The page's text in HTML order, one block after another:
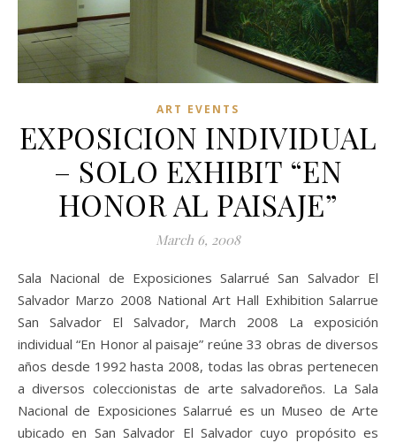
ART EVENTS
EXPOSICION INDIVIDUAL
– SOLO EXHIBIT “EN
HONOR AL PAISAJE”
March 6, 2008
Sala Nacional de Exposiciones Salarrué San Salvador El
Salvador Marzo 2008 National Art Hall Exhibition Salarrue
San Salvador El Salvador, March 2008 La exposición
individual “En Honor al paisaje” reúne 33 obras de diversos
años desde 1992 hasta 2008, todas las obras pertenecen
a diversos coleccionistas de arte salvadoreños. La Sala
Nacional de Exposiciones Salarrué es un Museo de Arte
ubicado en San Salvador El Salvador cuyo propósito es